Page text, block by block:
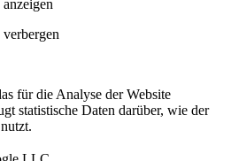
für die Analyse der Website
statistische Daten darüber, wie der